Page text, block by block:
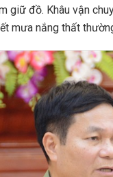
giữ đồ. Khâu vận
mưa nắng thất